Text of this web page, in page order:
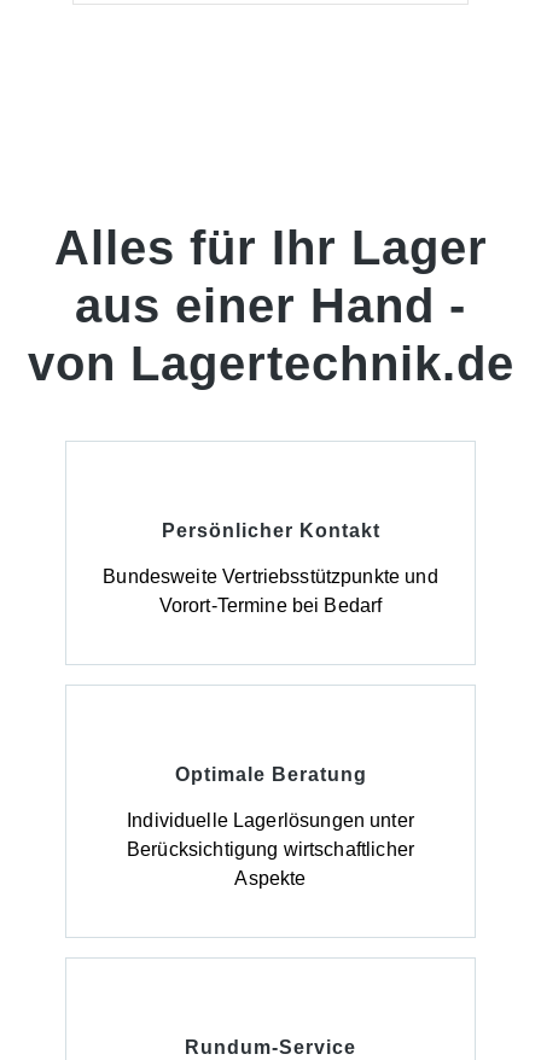
Alles für Ihr Lager
aus einer Hand -
von Lagertechnik.de
Persönlicher Kontakt
Bundesweite Vertriebsstützpunkte und
Vorort-Termine bei Bedarf
Optimale Beratung
Individuelle Lagerlösungen unter
Berücksichtigung wirtschaftlicher
Aspekte
Rundum-Service